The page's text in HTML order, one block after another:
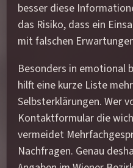
besser diese
das Risiko, dass ein
mit falschen
Besonders in emotional
hilft eine kurze Liste
Selbsterklärungen. Wer
Kontaktformular die
vermeidet
Nachfragen. Genau